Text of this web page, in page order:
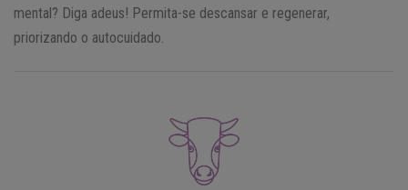
mental? Diga adeus! Permita-se descansar e regenerar,
priorizando o autocuidado.